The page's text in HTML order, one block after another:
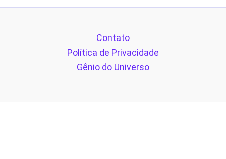
Contato
Política de Privacidade
Gênio do Universo